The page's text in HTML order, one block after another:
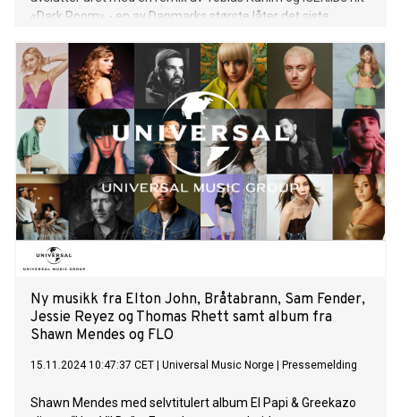
«Dark Room» - en av Danmarks største låter det siste
Ny musikk fra Elton John, Bråtabrann, Sam Fender,
Jessie Reyez og Thomas Rhett samt album fra
Shawn Mendes og FLO
15.11.2024 10:47:37 CET Universal Music Norge Pressemelding
Shawn Mendes med selvtitulert album El Papi & Greekazo